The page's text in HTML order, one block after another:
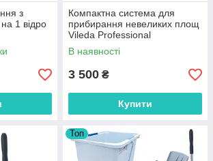
з
1 відро
Компактна система для
прибирання невеликих площ
Vileda Professional
УльтраСпин Міні
В наявності
3 500 ₴
Купити
Топ